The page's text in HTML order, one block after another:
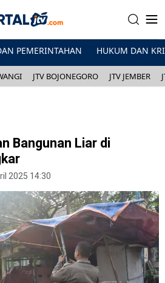
PEMERINTAHAN HUKUM DAN
JTV BOJONEGORO JTV JEMBER
Bangunan Liar di
2025 14:30